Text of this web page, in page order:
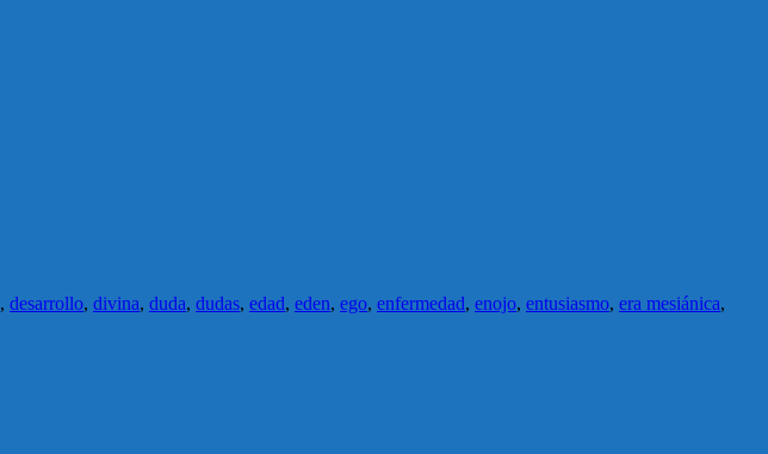
, desarrollo, divina, duda, dudas, edad, eden, ego, enfermedad, enojo, entusiasmo, era mesiánica,